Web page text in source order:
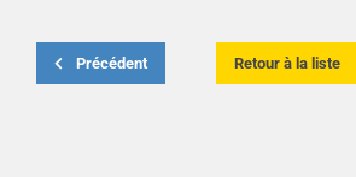
Précédent Retour à la liste